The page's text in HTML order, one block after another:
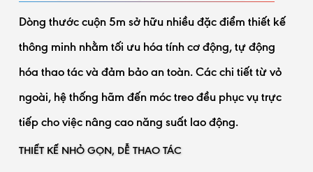
Dòng thước cuộn 5m sở hữu nhiều đặc điểm thiết kế
thông minh nhằm tối ưu hóa tính cơ động, tự động
hóa thao tác và đảm bảo an toàn. Các chi tiết từ vỏ
ngoài, hệ thống hãm đến móc treo đều phục vụ trực
tiếp cho việc nâng cao năng suất lao động.
THIẾT KẾ NHỎ GỌN, DỄ THAO TÁC